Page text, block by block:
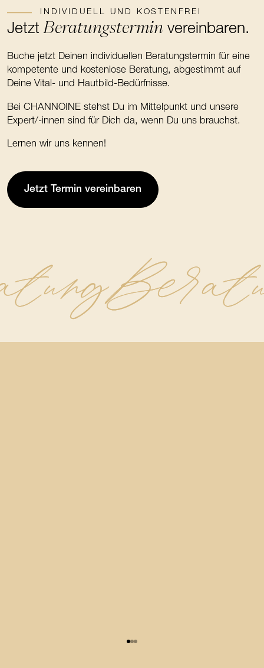
INDIVIDUELL UND KOSTENFREI
JetztBeratungstermin vereinbaren.
Buche jetzt Deinen individuellen Beratungstermin für eine
kompetente und kostenlose Beratung, abgestimmt auf
Deine Vital- und Hautbild-Bedürfnisse.
Bei CHANNOINE stehst Du im Mittelpunkt und unsere
Expert/-innen sind für Dich da, wenn Du uns brauchst.
Lernen wir uns kennen!
Jetzt Termin vereinbaren